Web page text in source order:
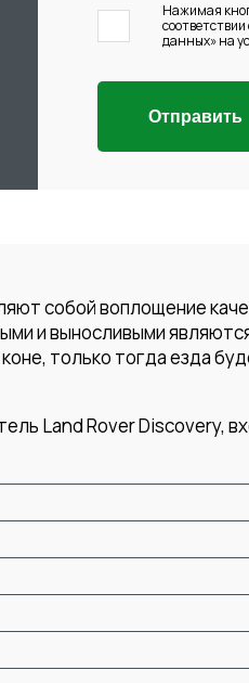
Нажимая
данных» на
Отправить
собой воплощение
и выносливыми
только тогда езда
Land Rover Discovery,